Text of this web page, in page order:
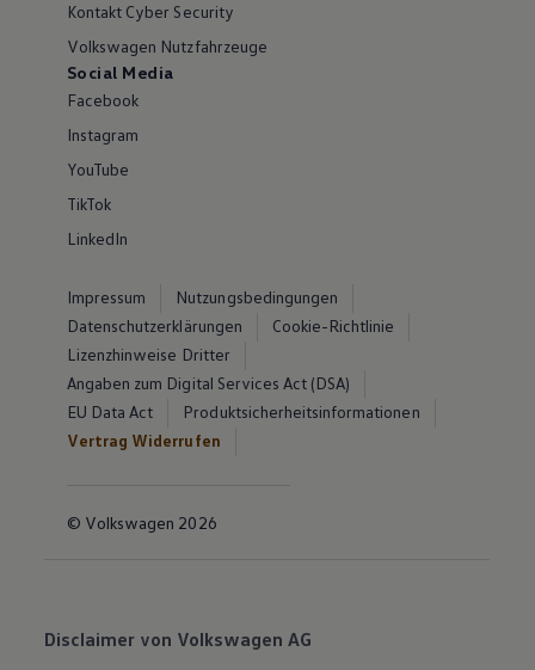
Kontakt Cyber Security
Volkswagen Nutzfahrzeuge
Social Media
Facebook
Instagram
YouTube
TikTok
LinkedIn
Impressum
Nutzungsbedingungen
Datenschutzerklärungen
Cookie-Richtlinie
Lizenzhinweise Dritter
Angaben zum Digital Services Act (DSA)
EU Data Act
Produktsicherheitsinformationen
Vertrag Widerrufen
© Volkswagen 2026
Disclaimer von Volkswagen AG